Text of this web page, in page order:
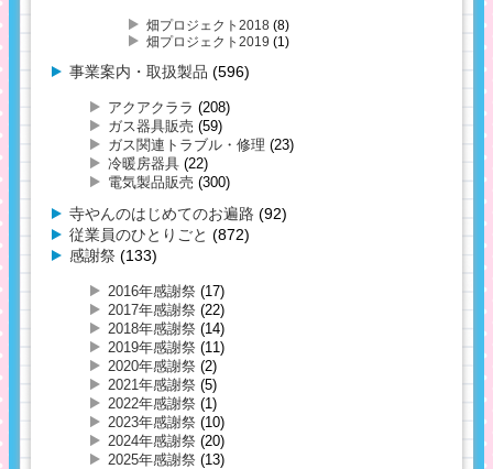
畑プロジェクト2018 (8)
畑プロジェクト2019 (1)
事業案内・取扱製品 (596)
アクアクララ (208)
ガス器具販売 (59)
ガス関連トラブル・修理 (23)
冷暖房器具 (22)
電気製品販売 (300)
寺やんのはじめてのお遍路 (92)
従業員のひとりごと (872)
感謝祭 (133)
2016年感謝祭 (17)
2017年感謝祭 (22)
2018年感謝祭 (14)
2019年感謝祭 (11)
2020年感謝祭 (2)
2021年感謝祭 (5)
2022年感謝祭 (1)
2023年感謝祭 (10)
2024年感謝祭 (20)
2025年感謝祭 (13)